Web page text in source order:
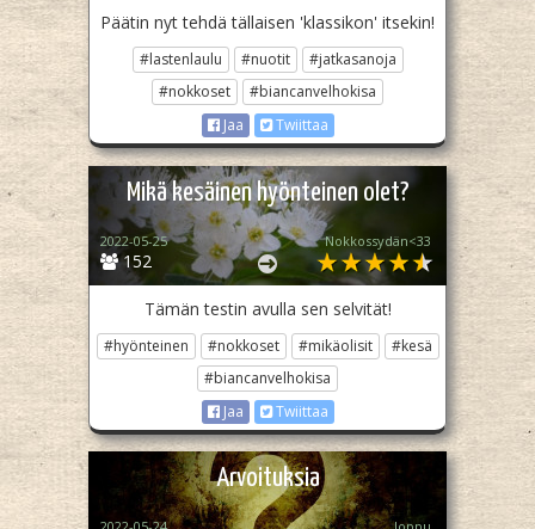
Päätin nyt tehdä tällaisen 'klassikon' itsekin!
#lastenlaulu #nuotit
#jatkasanoja
#nokkoset
#biancanvelhokisa
Jaa
Twiittaa
Mikä kesäinen hyönteinen olet?
152
2022-05-25 Nokkossydän<33
Tämän testin avulla sen selvität!
#hyönteinen #nokkoset #mikäolisit
#kesä
#biancanvelhokisa
Jaa
Twiittaa
Arvoituksia